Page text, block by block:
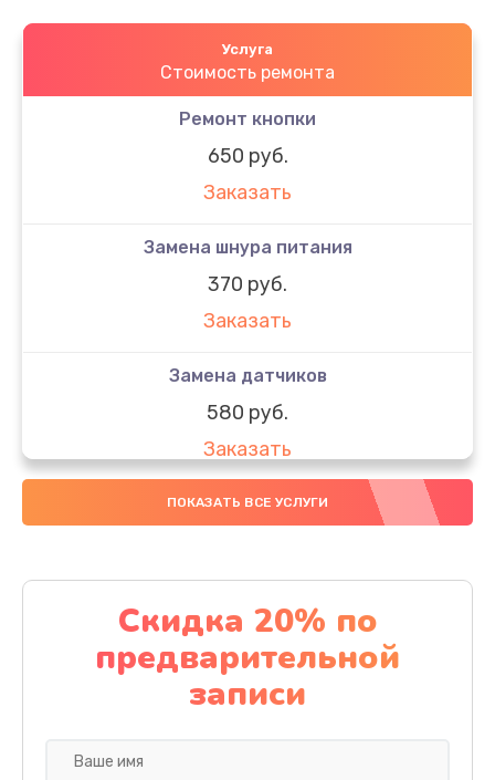
Услуга
Стоимость ремонта
Ремонт кнопки
650 руб.
Заказать
Замена шнура питания
370 руб.
Заказать
Замена датчиков
580 руб.
Заказать
Комплексная чистка
Заказать
Замена дисплея (экрана)
2000 руб.
Заказать
Ремонт платы электроники
ПОКАЗАТЬ ВСЕ УСЛУГИ
Скидка 20% по
предварительной
записи